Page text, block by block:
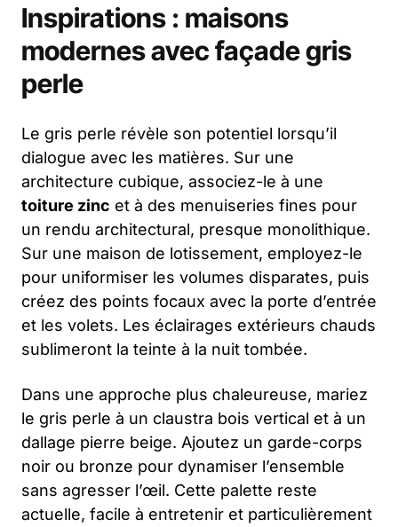
Inspirations : maisons
modernes avec façade gris
perle
Le gris perle révèle son potentiel lorsqu’il
dialogue avec les matières. Sur une
architecture cubique, associez-le à une
toiture zinc et à des menuiseries fines pour
un rendu architectural, presque monolithique.
Sur une maison de lotissement, employez-le
pour uniformiser les volumes disparates, puis
créez des points focaux avec la porte d’entrée
et les volets. Les éclairages extérieurs chauds
sublimeront la teinte à la nuit tombée.
Dans une approche plus chaleureuse, mariez
le gris perle à un claustra bois vertical et à un
dallage pierre beige. Ajoutez un garde-corps
noir ou bronze pour dynamiser l’ensemble
sans agresser l’œil. Cette palette reste
actuelle, facile à entretenir et particulièrement